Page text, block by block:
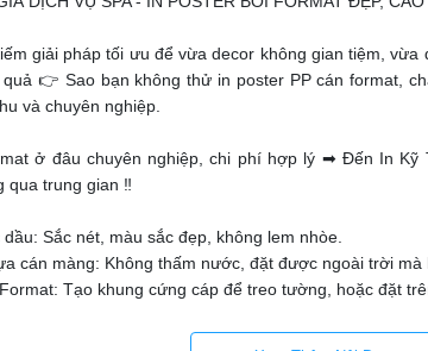
giải pháp tối ưu để vừa decor không gian tiệm,
👉 Sao bạn không thử in poster PP cán format,
và chuyên nghiệp.
ở đâu chuyên nghiệp, chi phí hợp lý ➡ Đến In Kỹ
qua trung gian ‼️
Sắc nét, màu sắc đẹp, không lem nhòe.
cán màng: Không thấm nước, đặt được ngoài trời
Tạo khung cứng cáp để treo tường, hoặc đặt
số lượng, giá xưởng tốt nhất.